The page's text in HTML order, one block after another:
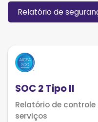
Relatório de
SOC 2 Tipo II
Relatório de
serviços